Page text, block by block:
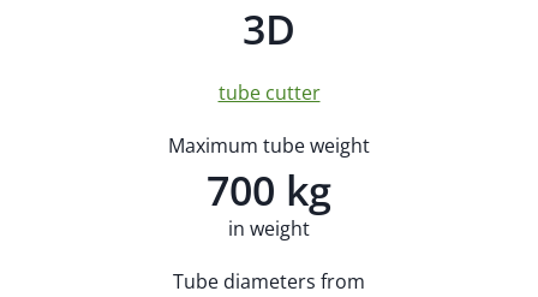
3D
tube cutter
Maximum tube weight
700 kg
in weight
Tube diameters from